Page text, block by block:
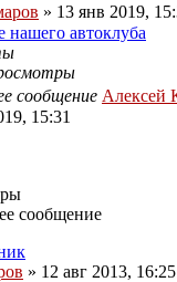
» 13 янв 2019,
нашего автоклуба
сообщение Алексей
15:31
сообщение
» 12 авг 2013, 16:25